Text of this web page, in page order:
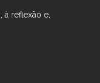
à reflexão e,